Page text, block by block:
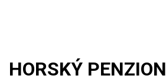
HORSKÝ PENZION